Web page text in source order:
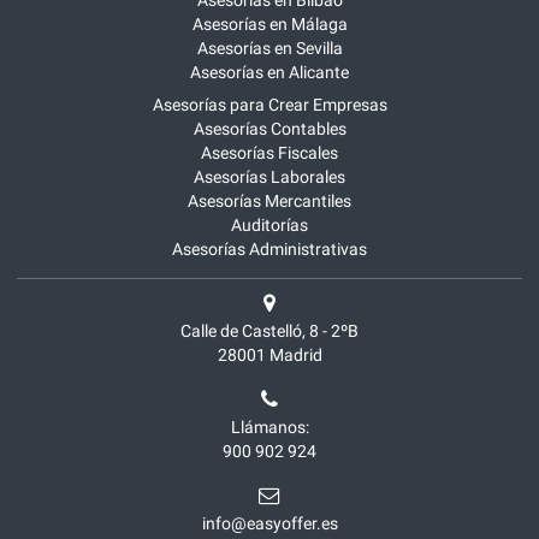
Asesorías en Málaga
Asesorías en Sevilla
Asesorías en Alicante
Asesorías para Crear Empresas
Asesorías Contables
Asesorías Fiscales
Asesorías Laborales
Asesorías Mercantiles
Auditorías
Asesorías Administrativas
Calle de Castelló, 8 - 2ºB
28001 Madrid
Llámanos:
900 902 924
info@easyoffer.es